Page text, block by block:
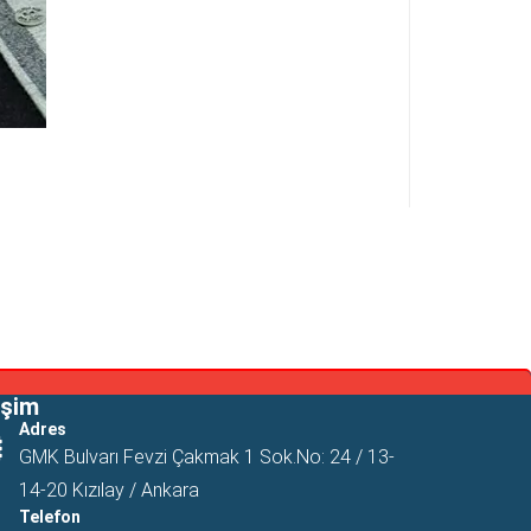
Adres
GMK Bulvarı Fevzi Çakmak 1 Sok.No: 24 / 13-
14-20 Kızılay / Ankara
Telefon